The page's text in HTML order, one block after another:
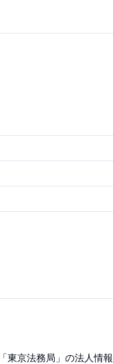
「東京法務局」の法人情報